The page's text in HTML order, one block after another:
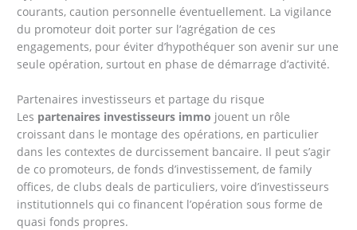
courants, caution personnelle éventuellement. La vigilance
du promoteur doit porter sur l’agrégation de ces
engagements, pour éviter d’hypothéquer son avenir sur une
seule opération, surtout en phase de démarrage d’activité.
Partenaires investisseurs et partage du risque
Les partenaires investisseurs immo jouent un rôle
croissant dans le montage des opérations, en particulier
dans les contextes de durcissement bancaire. Il peut s’agir
de co promoteurs, de fonds d’investissement, de family
offices, de clubs deals de particuliers, voire d’investisseurs
institutionnels qui co financent l’opération sous forme de
quasi fonds propres.